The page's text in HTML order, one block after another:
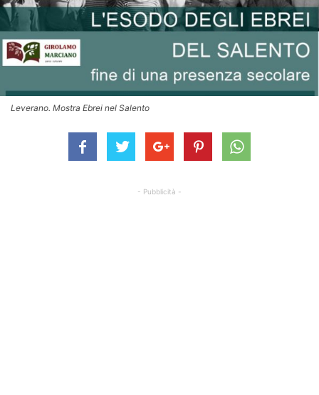
Leverano. Mostra Ebrei nel Salento
- Pubblicità -